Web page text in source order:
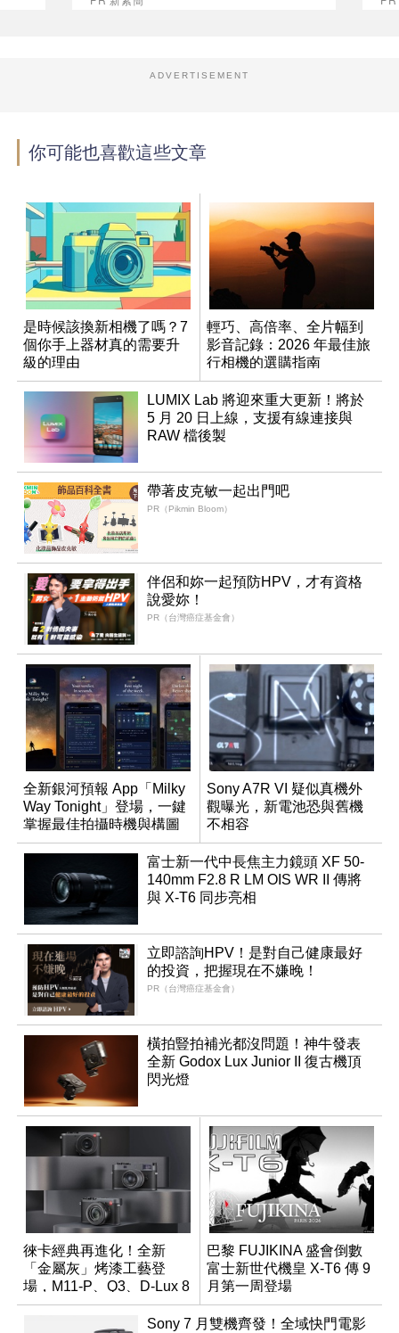
ADVERTISEMENT
你可能也喜歡這些文章
是時候該換新相機了嗎？7
個你手上器材真的需要升
級的理由
輕巧、高倍率、全片幅到
影音記錄：2026 年最佳旅
行相機的選購指南
LUMIX Lab 將迎來重大更新！將於
5 月 20 日上線，支援有線連接與
RAW 檔後製
帶著皮克敏一起出門吧
PR（Pikmin Bloom）
伴侶和妳一起預防HPV，才有資格
說愛妳！
PR（台灣癌症基金會）
全新銀河預報 App「Milky
Way Tonight」登場，一鍵
掌握最佳拍攝時機與構圖
Sony A7R VI 疑似真機外
觀曝光，新電池恐與舊機
不相容
富士新一代中長焦主力鏡頭 XF 50-
140mm F2.8 R LM OIS WR II 傳將
與 X-T6 同步亮相
立即諮詢HPV！是對自己健康最好
的投資，把握現在不嫌晚！
PR（台灣癌症基金會）
橫拍豎拍補光都沒問題！神牛發表
全新 Godox Lux Junior II 復古機頂
閃光燈
徠卡經典再進化！全新
「金屬灰」烤漆工藝登
場，M11-P、Q3、D-Lux 8
領銜換裝
巴黎 FUJIKINA 盛會倒數
富士新世代機皇 X-T6 傳 9
月第一周登場
Sony 7 月雙機齊發！全域快門電影